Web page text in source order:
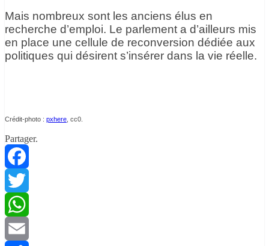
Mais nombreux sont les anciens élus en
recherche d’emploi. Le parlement a d’ailleurs mis
en place une cellule de reconversion dédiée aux
politiques qui désirent s’insérer dans la vie réelle.
Crédit-photo : pxhere , cc0.
Partager.
Facebook
Twitter
WhatsApp